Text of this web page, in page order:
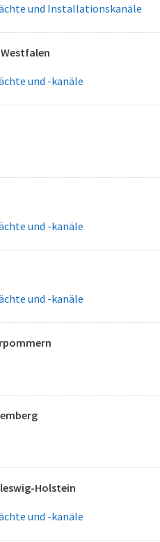
und Installationskanäle
und -kanäle
und -kanäle
und -kanäle
Holstein
und -kanäle